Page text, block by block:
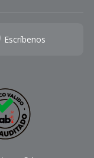
Escríbenos